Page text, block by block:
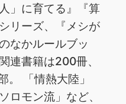
」に育てる』『算
リーズ、『メシが
なかルールブッ
連書籍は200冊、
「情熱大陸」
ロモン流」など、